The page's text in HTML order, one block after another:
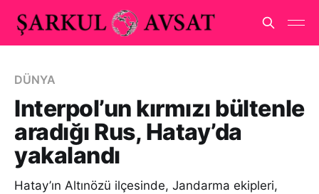
DÜNYA
Interpol’un kırmızı bültenle
aradığı Rus, Hatay’da
yakalandı
Hatay’ın Altınözü ilçesinde, Jandarma ekipleri,